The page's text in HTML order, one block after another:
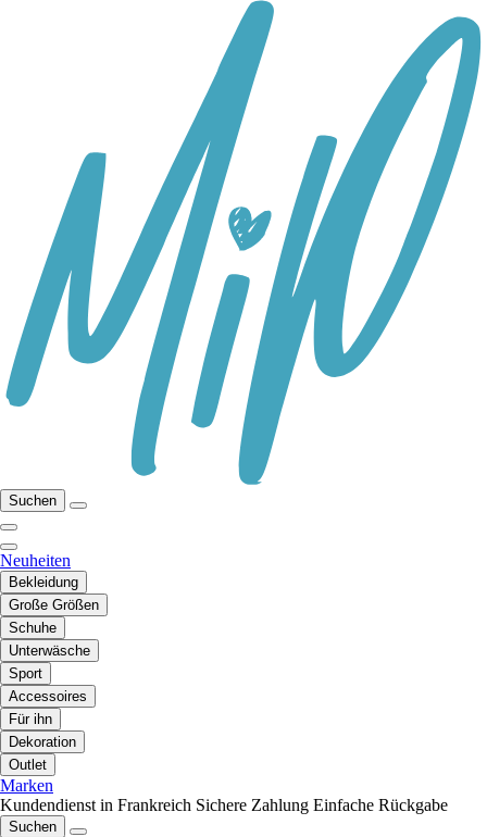
Suchen
Neuheiten
Bekleidung
Große Größen
Schuhe
Unterwäsche
Sport
Accessoires
Für ihn
Dekoration
Outlet
Marken
Kundendienst in Frankreich Sichere Zahlung Einfache Rückgabe
Suchen